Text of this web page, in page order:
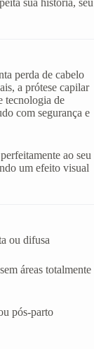
sua história, seu
perda de cabelo
a prótese capilar
tecnologia de
com segurança e
ao seu
um efeito visual
ou difusa
áreas totalmente
pós-parto